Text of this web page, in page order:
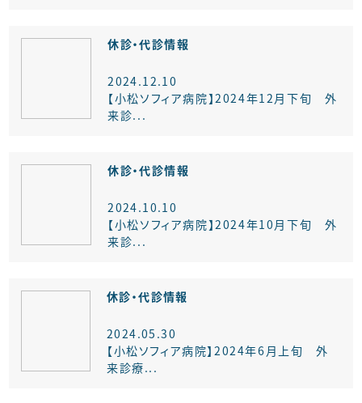
休診・代診情報
2024.12.10
【小松ソフィア病院】2024年12月下旬 外
来診...
休診・代診情報
2024.10.10
【小松ソフィア病院】2024年10月下旬 外
来診...
休診・代診情報
2024.05.30
【小松ソフィア病院】2024年6月上旬 外
来診療...